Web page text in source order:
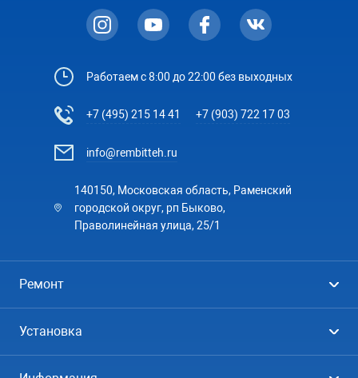
Работаем с 8:00 до 22:00 без выходных
+7 (495) 215 14 41 +7 (903) 722 17 03
info@rembitteh.ru
140150, Московская область, Раменский
городской округ, рп Быково,
Праволинейная улица, 25/1
Ремонт
Установка